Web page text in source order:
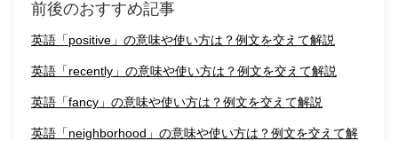
前後のおすすめ記事
英語「positive」の意味や使い方は？例文を交えて解説
英語「recently」の意味や使い方は？例文を交えて解説
英語「fancy」の意味や使い方は？例文を交えて解説
英語「neighborhood」の意味や使い方は？例文を交えて解